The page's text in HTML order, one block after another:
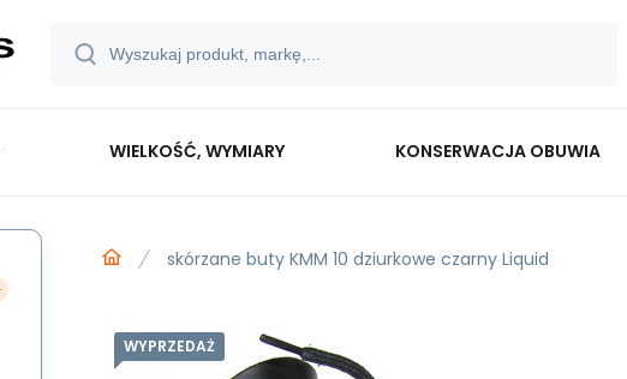
WIELKOŚĆ, WYMIARY KONSERWACJA OBUWIA
skórzane buty KMM 10 dziurkowe czarny Liquid
WYPRZEDAŻ